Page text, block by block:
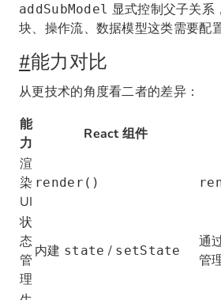
addSubModel 显式控制父子关系
块、操作流、数据模型这类需要配
#能力对比
从更技术的角度看二者的差异：
能
力
React 组件
渲
染
UI
render()
状
态
管
理
内建 state / setState
通
管